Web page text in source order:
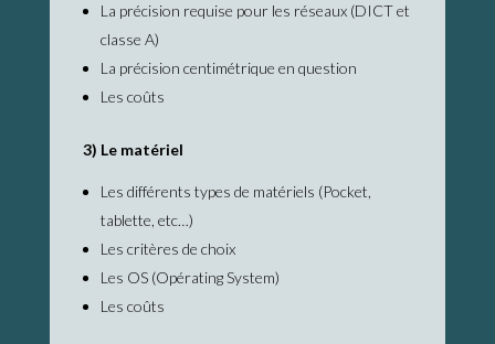
La précision requise pour les réseaux (DICT et
classe A)
La précision centimétrique en question
Les coûts
3) Le matériel
Les différents types de matériels (Pocket,
tablette, etc…)
Les critères de choix
Les OS (Opérating System)
Les coûts